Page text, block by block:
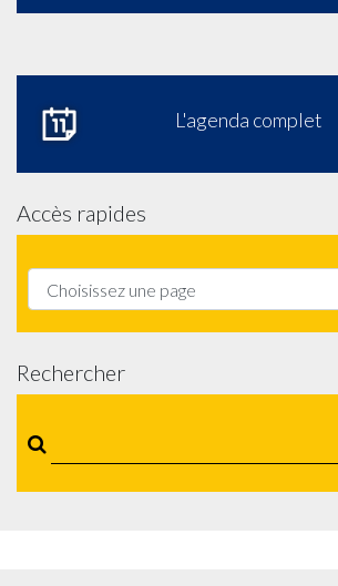
L'agenda complet
Accès rapides
Rechercher